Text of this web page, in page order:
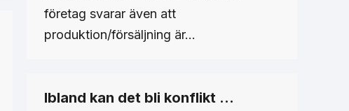
företag svarar även att
produktion/försäljning är…
Ibland kan det bli konflikt …